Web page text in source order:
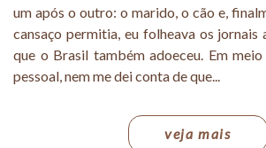
um após o outro: o marido, o cão e,
cansaço permitia, eu folheava os jornais
que o Brasil também adoeceu. Em
pessoal, nem me dei conta de que...
veja mais